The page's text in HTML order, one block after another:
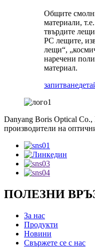
Общите
материали,
твърдите лещи
PC лещите,
лещи“,
наречени
материал.
запитване
Danyang Boris Optical
производители на
ПОЛЕЗНИ
За нас
Продукти
Новини
Свържете се с нас